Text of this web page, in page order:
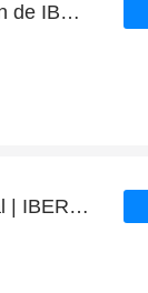
Ofertas exclusivas si te suscribes al boletín de IBERIA EXPRESS
Disfrute de un 40% de descuento adicional | IBERIA EXPRESS descuento